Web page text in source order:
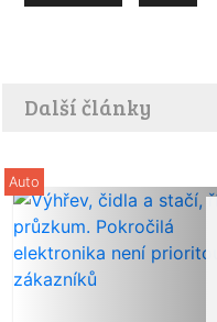
Další články
Auto